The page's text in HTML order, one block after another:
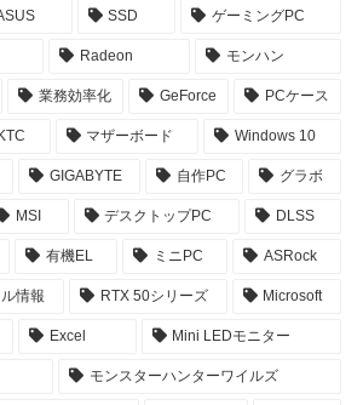
SSD ゲーミングPC
Radeon モンハン
業務効率化 GeForce PCケース
マザーボード Windows 10
GIGABYTE 自作PC グラボ
MSI デスクトップPC DLSS
有機EL ミニPC ASRock
情報 RTX 50シリーズ Microsoft
Excel Mini LEDモニター
モンスターハンターワイルズ